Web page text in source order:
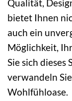
Qualität,
bietet Ihnen
auch ein
Möglichkeit,
Sie sich
verwandeln
Wohlfühloase.